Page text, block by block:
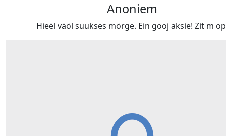
Anoniem
Hieël väöl suukses mörge. Ein gooj aksie! Zit m